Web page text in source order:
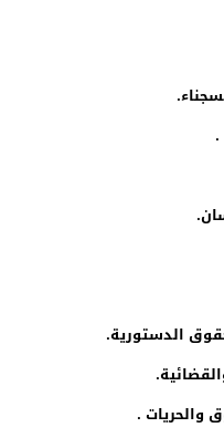
.
الدستورية.
والحريات .